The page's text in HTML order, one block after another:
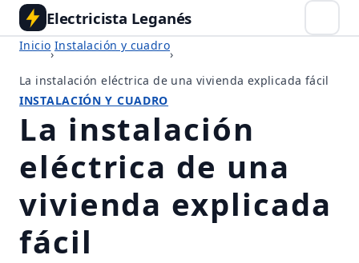
Electricista Leganés
Inicio
›
Instalación y cuadro
›
La instalación eléctrica de una vivienda explicada fácil
INSTALACIÓN Y CUADRO
La instalación
eléctrica de una
vivienda explicada
fácil